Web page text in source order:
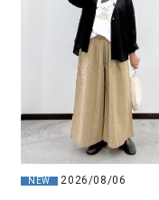
NEW 2026/08/06